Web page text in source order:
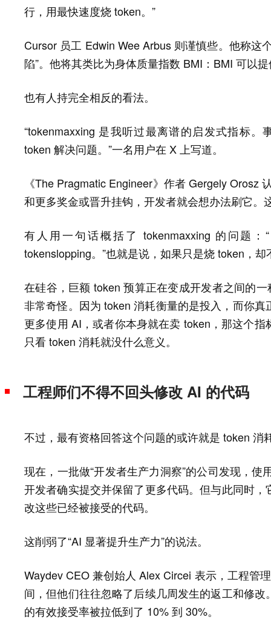
行，用最快速度烧 token。”
Cursor 员工 Edwin Wee Arbus 则谨慎些。他称这
陷”。他将其类比为身体质量指数 BMI：BMI 可以
也有人持完全相反的看法。
“tokenmaxxing 是我听过最离谱的启发式指标
token 解决问题。”一名用户在 X 上写道。
《The Pragmatic Engineer》作者 Gergely Orosz
和更多奖金或晋升挂钩，开发者就会想办法刷它。
有人用一句话概括了 tokenmaxxing 的问题：
tokenslopping。”也就是说，如果只是烧 token，
在硅谷，巨额 token 预算正在变成开发者之间的
非常奇怪。因为 token 消耗衡量的是投入，而你
更多使用 AI，或者你本身就在卖 token，那这个
只看 token 消耗就没什么意义。
工程师们不得不回头修改 AI 的代码
不过，最有资格回答这个问题的或许就是 token 消
现在，一批做“开发者生产力洞察”的公司发现，
开发者确实提交并保留了更多代码。但与此同时
改这些已经被接受的代码。
这削弱了“AI 显著提升生产力”的说法。
Waydev CEO 兼创始人 Alex Circei 表示，工程管
间，但他们往往忽略了后续几周发生的返工和修
的有效接受率被拉低到了 10% 到 30%。